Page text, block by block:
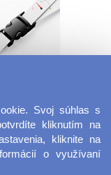
Svoj súhlas s
kliknutím na
kliknite na
o využívaní